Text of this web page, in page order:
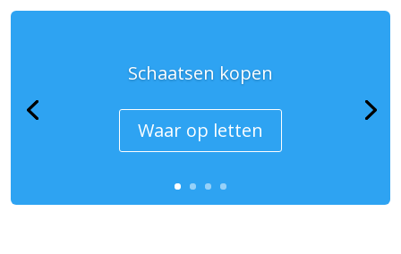
Schaatsen kopen
Waar op letten